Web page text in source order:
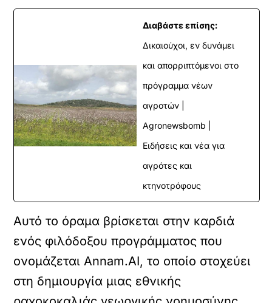
Διαβάστε επίσης:
Δικαιούχοι, εν δυνάμει
και απορριπτόμενοι στο
πρόγραμμα νέων
αγροτών |
Agronewsbomb |
Ειδήσεις και νέα για
αγρότες και
κτηνοτρόφους
Αυτό το όραμα βρίσκεται στην καρδιά
ενός φιλόδοξου προγράμματος που
ονομάζεται Annam.AI, το οποίο στοχεύει
στη δημιουργία μιας εθνικής